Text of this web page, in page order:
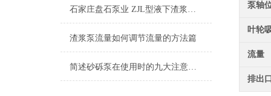
石家庄盘石泵业 ZJL型液下渣浆泵的特点及应用
渣浆泵流量如何调节流量的方法篇
​简述砂砾泵在使用时的九大注意事项
泵轴
叶轮
流量
排出